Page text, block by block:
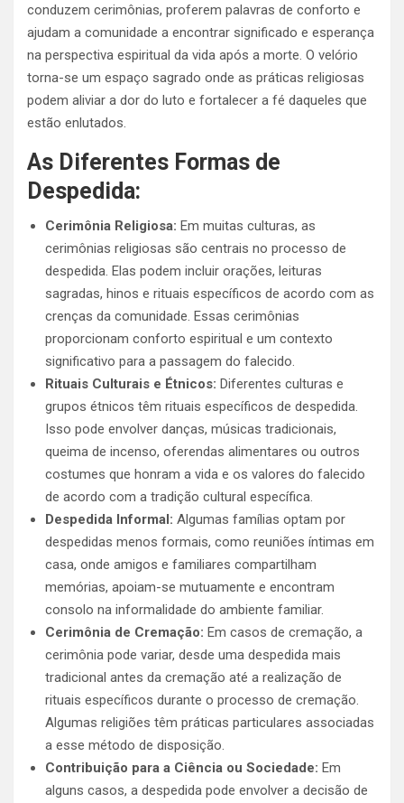
conduzem cerimônias, proferem palavras de conforto e
ajudam a comunidade a encontrar significado e esperança
na perspectiva espiritual da vida após a morte. O velório
torna-se um espaço sagrado onde as práticas religiosas
podem aliviar a dor do luto e fortalecer a fé daqueles que
estão enlutados.
As Diferentes Formas de
Despedida:
Cerimônia Religiosa: Em muitas culturas, as
cerimônias religiosas são centrais no processo de
despedida. Elas podem incluir orações, leituras
sagradas, hinos e rituais específicos de acordo com as
crenças da comunidade. Essas cerimônias
proporcionam conforto espiritual e um contexto
significativo para a passagem do falecido.
Rituais Culturais e Étnicos: Diferentes culturas e
grupos étnicos têm rituais específicos de despedida.
Isso pode envolver danças, músicas tradicionais,
queima de incenso, oferendas alimentares ou outros
costumes que honram a vida e os valores do falecido
de acordo com a tradição cultural específica.
Despedida Informal: Algumas famílias optam por
despedidas menos formais, como reuniões íntimas em
casa, onde amigos e familiares compartilham
memórias, apoiam-se mutuamente e encontram
consolo na informalidade do ambiente familiar.
Cerimônia de Cremação: Em casos de cremação, a
cerimônia pode variar, desde uma despedida mais
tradicional antes da cremação até a realização de
rituais específicos durante o processo de cremação.
Algumas religiões têm práticas particulares associadas
a esse método de disposição.
Contribuição para a Ciência ou Sociedade: Em
alguns casos, a despedida pode envolver a decisão de